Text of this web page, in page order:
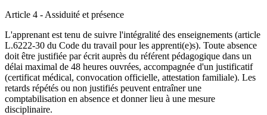
Article 4 - Assiduité et présence
L'apprenant est tenu de suivre l'intégralité des enseignements (article
L.6222-30 du Code du travail pour les apprenti(e)s). Toute absence
doit être justifiée par écrit auprès du référent pédagogique dans un
délai maximal de 48 heures ouvrées, accompagnée d'un justificatif
(certificat médical, convocation officielle, attestation familiale). Les
retards répétés ou non justifiés peuvent entraîner une
comptabilisation en absence et donner lieu à une mesure
disciplinaire.